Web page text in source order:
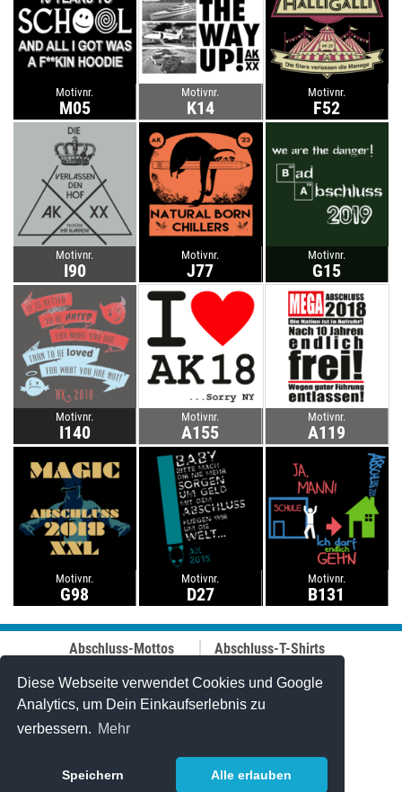
Diese Webseite verwendet Cookies und Google
Analytics, um Dein Einkaufserlebnis zu
verbessern. Mehr
Speichern Alle erlauben
Motivnr.
M05
Motivnr.
K14
Motivnr.
F52
Motivnr.
I90
Motivnr.
J77
Motivnr.
G15
Motivnr.
I140
Motivnr.
A155
Motivnr.
A119
Motivnr.
G98
Motivnr.
D27
Motivnr.
B131
Abschluss-Mottos
Abi-Mottos
Lehrer-Motive
Online-Designer
Abschluss-T-Shirts
Best-Price-
Abschlussshirts
Stuff & Bändchen